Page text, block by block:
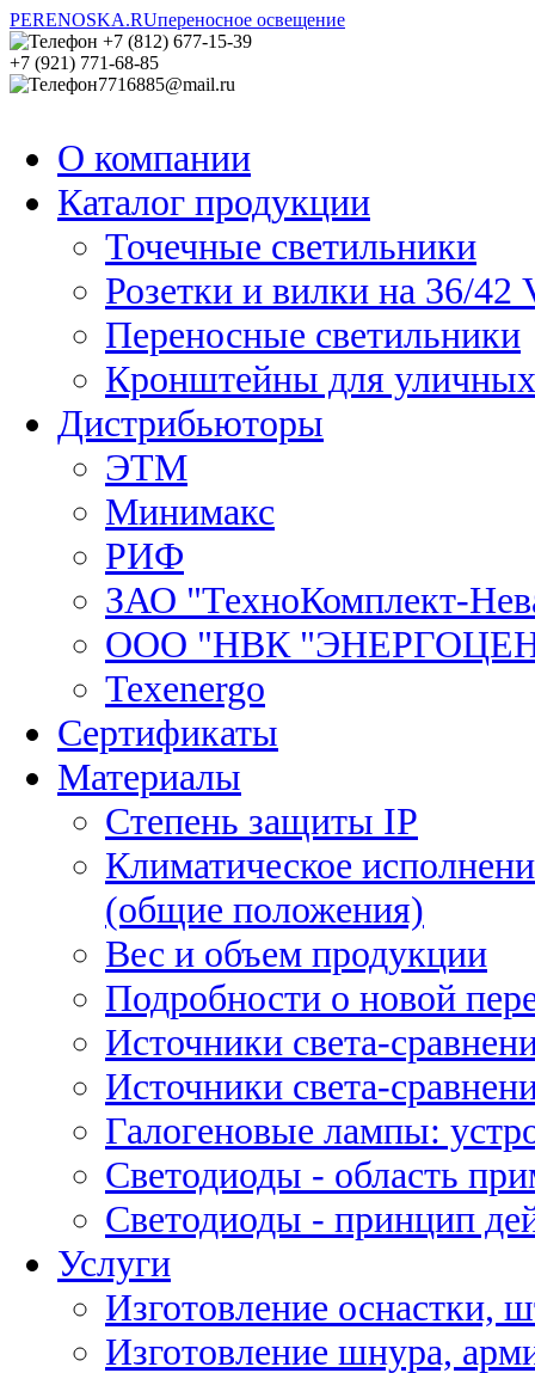
PERENOSKA.RUпереносное освещение
+7 (812) 677-15-39
+7 (921) 771-68-85
7716885@mail.ru
О компании
Каталог продукции
Точечные светильники
Розетки и вилки на 36/42
Переносные светильники
Кронштейны для уличных
Дистрибьюторы
ЭТМ
Минимакс
РИФ
ЗАО "ТехноКомплект-
ООО "НВК
Texenergo
Сертификаты
Материалы
Степень защиты IP
Климатическое
(общие положения)
Вес и объем продукции
Подробности о новой
Источники света-
Источники света-
Галогеновые лампы:
Светодиоды - область
Светодиоды - принцип
Услуги
Изготовление оснастки,
Изготовление шнура,